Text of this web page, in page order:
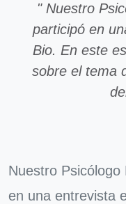
" Nuestro
participó en
Bio. En este
sobre el tema
Nuestro
en una entrevista